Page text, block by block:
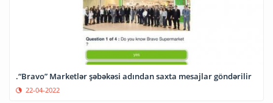
.“Bravo” Marketlər şəbəkəsi adından saxta mesajlar göndərilir
22-04-2022